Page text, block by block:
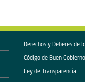
Derechos y Deberes de
Código de Buen Gobierno
Ley de Transparencia